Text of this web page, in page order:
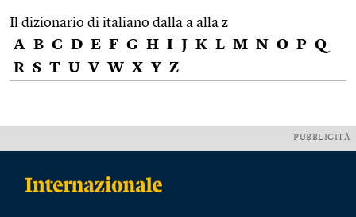
Il dizionario di italiano dalla a alla z
A B C D E F G H I J K L M N O P Q
R S T U V W X Y Z
PUBBLICITÀ